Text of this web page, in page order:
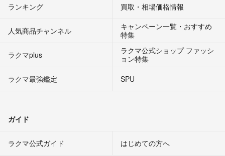
ランキング 買取・相場価格情報
人気商品チャンネル
キャンペーン一覧・おすすめ
特集
ラクマplus
ラクマ公式ショップ ファッシ
ョン特集
ラクマ最強鑑定
SPU
ガイド
ラクマ公式ガイド はじめての方へ